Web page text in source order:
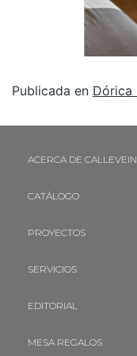
Publicada en Dórica
ACERCA DE
CATÁLOGO
PROYECTOS
SERVICIOS
EDITORIAL
MESA REGALOS